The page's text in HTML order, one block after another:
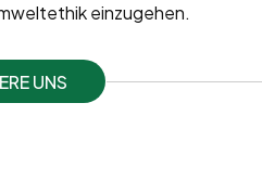
einzugehen.
UNS